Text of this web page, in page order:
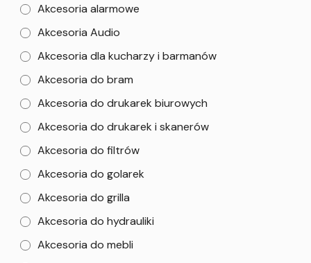
Akcesoria alarmowe
Akcesoria Audio
Akcesoria dla kucharzy i barmanów
Akcesoria do bram
Akcesoria do drukarek biurowych
Akcesoria do drukarek i skanerów
Akcesoria do filtrów
Akcesoria do golarek
Akcesoria do grilla
Akcesoria do hydrauliki
Akcesoria do mebli